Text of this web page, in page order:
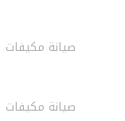
صيانة مكيفات
صيانة مكيفات